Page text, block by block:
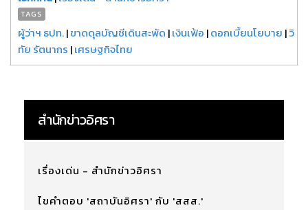
TAGS
ผู้ว่าฯ ธปท.|ขาดดุลบัญชีเดินสะพัด |เงินเฟ้อ |ดอกเบี้ยนโยบาย |วิ
ทัย รัตนากร |เศรษฐกิจไทย
สำนักข่าวอิศรา
เรื่องเด่น - สำนักข่าวอิศรา
ไขคำตอบ 'สถาบันอิศรา' กับ 'สสส.'